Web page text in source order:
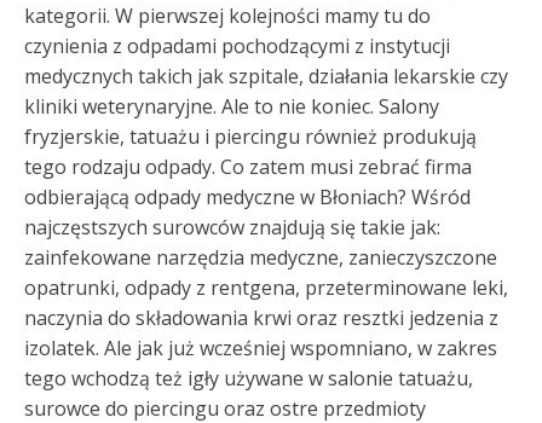
kategorii. W pierwszej kolejności mamy tu do
czynienia z odpadami pochodzącymi z instytucji
medycznych takich jak szpitale, działania lekarskie czy
kliniki weterynaryjne. Ale to nie koniec. Salony
fryzjerskie, tatuażu i piercingu również produkują
tego rodzaju odpady. Co zatem musi zebrać firma
odbierającą odpady medyczne w Błoniach? Wśród
najczęstszych surowców znajdują się takie jak:
zainfekowane narzędzia medyczne, zanieczyszczone
opatrunki, odpady z rentgena, przeterminowane leki,
naczynia do składowania krwi oraz resztki jedzenia z
izolatek. Ale jak już wcześniej wspomniano, w zakres
tego wchodzą też igły używane w salonie tatuażu,
surowce do piercingu oraz ostre przedmioty